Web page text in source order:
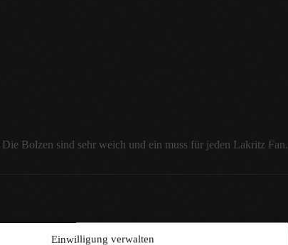
Einwilligung verwalten
Bolzen sind sehr weich und ein muss für jeden Lakritz Fan.